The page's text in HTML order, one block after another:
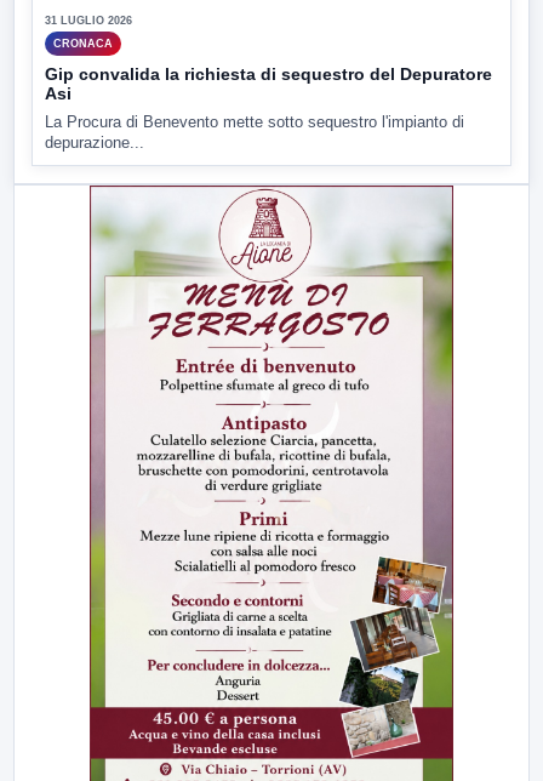
31 LUGLIO 2026
CRONACA
Gip convalida la richiesta di sequestro del Depuratore
Asi
La Procura di Benevento mette sotto sequestro l'impianto di
depurazione...